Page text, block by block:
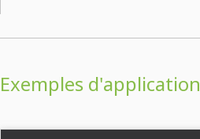
Exemples d'application